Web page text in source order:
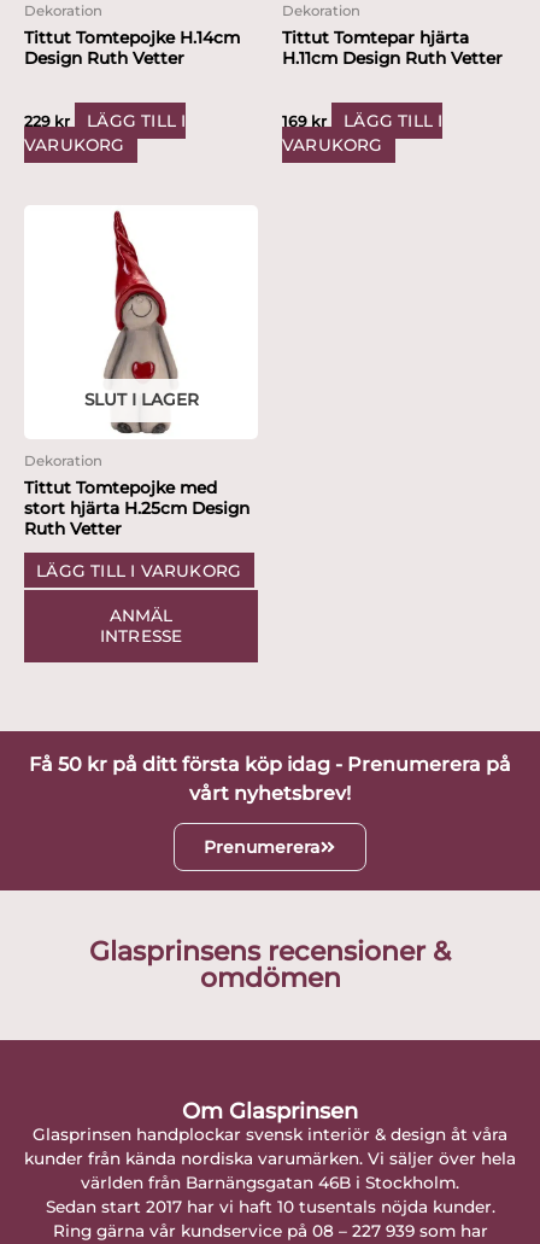
Dekoration
Tittut Tomtepojke H.14cm
Design Ruth Vetter
229 kr
LÄGG TILL I
VARUKORG
Dekoration
Tittut Tomtepar hjärta
H.11cm Design Ruth Vetter
169 kr
LÄGG TILL I
VARUKORG
SLUT I LAGER
Dekoration
Tittut Tomtepojke med
stort hjärta H.25cm Design
Ruth Vetter
LÄGG TILL I VARUKORG
ANMÄL
INTRESSE
Få 50 kr på ditt första köp idag - Prenumerera på
vårt nyhetsbrev!
Prenumerera
Glasprinsens recensioner &
omdömen
Om Glasprinsen
Glasprinsen handplockar svensk interiör & design åt våra
kunder från kända nordiska varumärken. Vi säljer över hela
världen från Barnängsgatan 46B i Stockholm.
Sedan start 2017 har vi haft 10 tusentals nöjda kunder.
Ring gärna vår kundservice på 08 – 227 939 som har